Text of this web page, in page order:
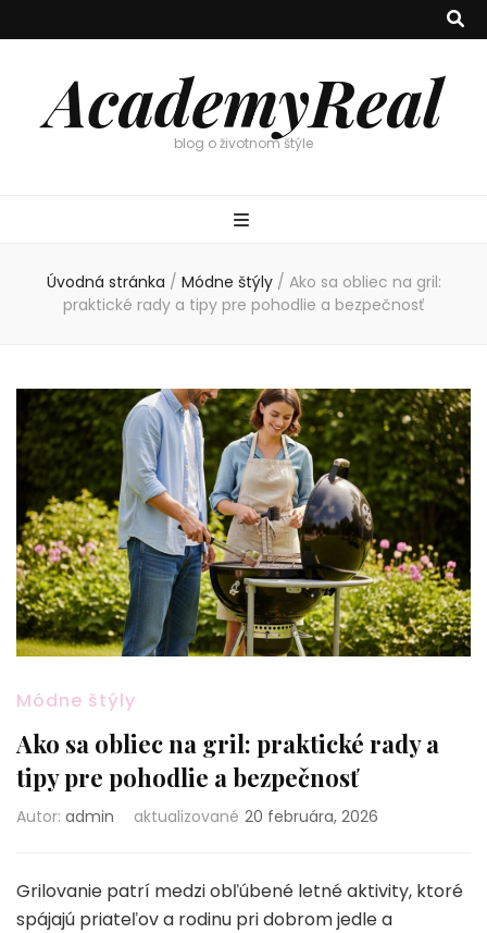
AcademyReal
blog o životnom štýle
Úvodná stránka / Módne štýly / Ako sa obliec na gril:
praktické rady a tipy pre pohodlie a bezpečnosť
Módne štýly
Ako sa obliec na gril: praktické rady a
tipy pre pohodlie a bezpečnosť
Autor: admin aktualizované 20 februára, 2026
Grilovanie patrí medzi obľúbené letné aktivity, ktoré
spájajú priateľov a rodinu pri dobrom jedle a